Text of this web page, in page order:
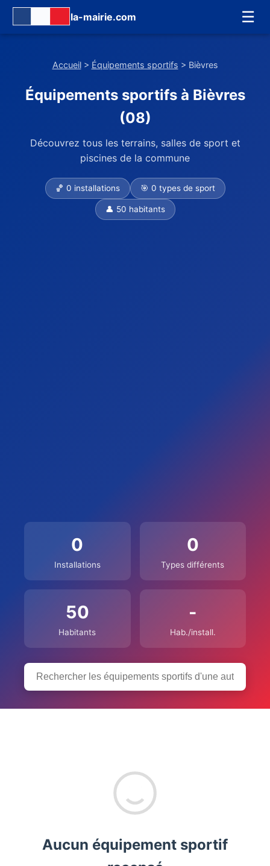
la-mairie.com ☰
Accueil> Équipements sportifs > Bièvres
Équipements sportifs à Bièvres
(08)
Découvrez tous les terrains, salles de sport et
piscines de la commune
🏀 0 installations 🎯 0 types de sport
👤 50 habitants
0
Installations
0
Types différents
50
Habitants
-
Hab./install.
Aucun équipement sportif